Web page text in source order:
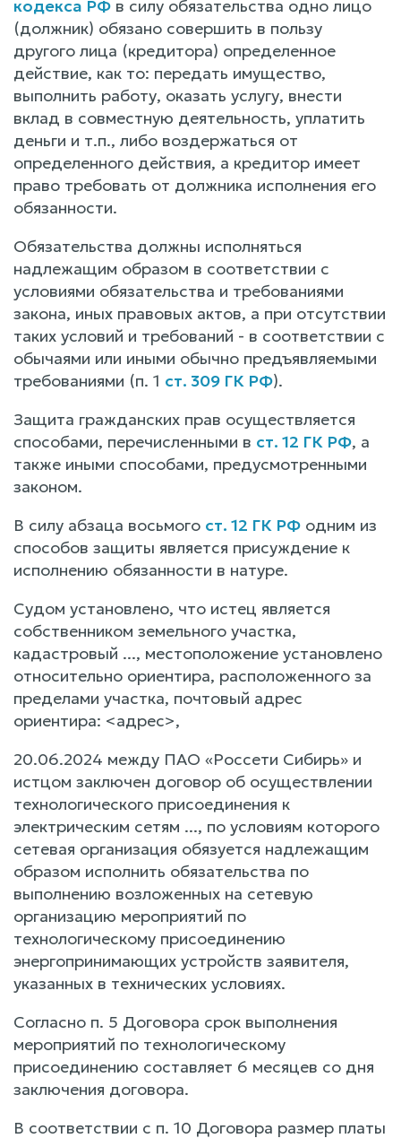
кодекса РФ в силу обязательства одно лицо
(должник) обязано совершить в пользу
другого лица (кредитора) определенное
действие, как то: передать имущество,
выполнить работу, оказать услугу, внести
вклад в совместную деятельность, уплатить
деньги и т.п., либо воздержаться от
определенного действия, а кредитор имеет
право требовать от должника исполнения его
обязанности.
Обязательства должны исполняться
надлежащим образом в соответствии с
условиями обязательства и требованиями
закона, иных правовых актов, а при отсутствии
таких условий и требований - в соответствии с
обычаями или иными обычно предъявляемыми
требованиями (п. 1 ст. 309 ГК РФ).
Защита гражданских прав осуществляется
способами, перечисленными в ст. 12 ГК РФ, а
также иными способами, предусмотренными
законом.
В силу абзаца восьмого ст. 12 ГК РФ одним из
способов защиты является присуждение к
исполнению обязанности в натуре.
Судом установлено, что истец является
собственником земельного участка,
кадастровый ..., местоположение установлено
относительно ориентира, расположенного за
пределами участка, почтовый адрес
ориентира: <адрес>,
20.06.2024 между ПАО «Россети Сибирь» и
истцом заключен договор об осуществлении
технологического присоединения к
электрическим сетям ..., по условиям которого
сетевая организация обязуется надлежащим
образом исполнить обязательства по
выполнению возложенных на сетевую
организацию мероприятий по
технологическому присоединению
энергопринимающих устройств заявителя,
указанных в технических условиях.
Согласно п. 5 Договора срок выполнения
мероприятий по технологическому
присоединению составляет 6 месяцев со дня
заключения договора.
В соответствии с п. 10 Договора размер платы